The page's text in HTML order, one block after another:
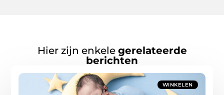
Hier zijn enkele gerelateerde
berichten
WINKELEN